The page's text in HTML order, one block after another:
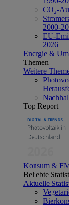
CO₂-
2000-
EU-
2026
Energie &
Themen
Weitere
Top Report
Konsum &
Beliebte
Aktuelle